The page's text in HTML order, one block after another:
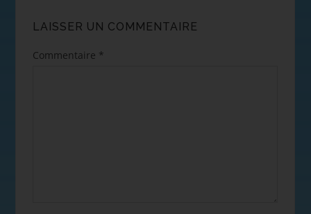
LAISSER UN COMMENTAIRE
Commentaire *